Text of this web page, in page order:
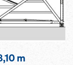
m